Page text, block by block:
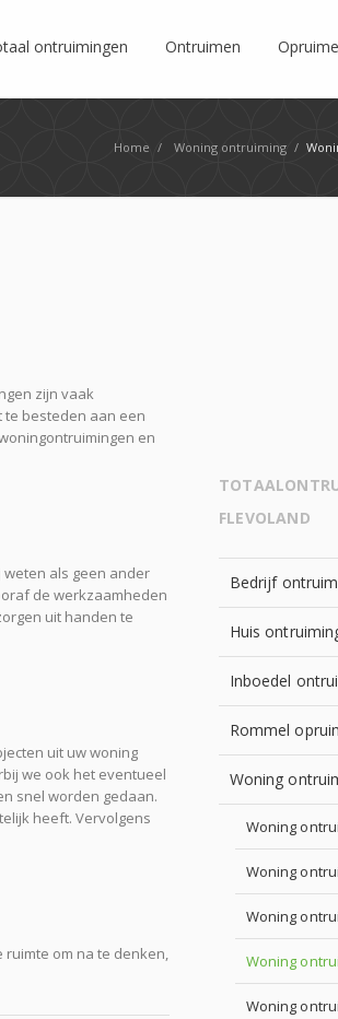
ontruimingen Ontruimen
Home / Woning ontruiming /
zijn vaak
te besteden aan een
en
als geen ander
de werkzaamheden
uit handen te
uit uw woning
we ook het eventueel
snel worden gedaan.
heeft. Vervolgens
ruimte om na te denken,
FLEVOLAND
Bedrijf
Huis
Inboedel
Rommel
Woning
Woning
Woning
Woning
Woning
Woning